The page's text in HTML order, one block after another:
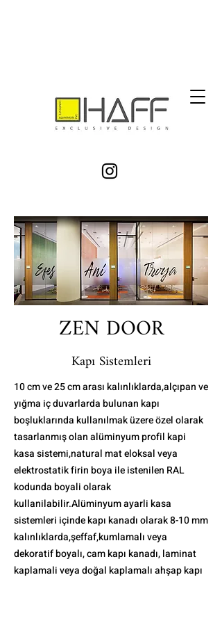
ZEN DOOR
Kapı Sistemleri
10 cm ve 25 cm arası kalınlıklarda,alçıpan ve
yığma iç duvarlarda bulunan kapı
boşluklarında kullanılmak üzere özel olarak
tasarlanmış olan alüminyum profil kapi
kasa sistemi,natural mat eloksal veya
elektrostatik firin boya ile istenilen RAL
kodunda boyali olarak
kullanilabilir.Alüminyum ayarli kasa
sistemleri içinde kapı kanadı olarak 8-10 mm
kalınlıklarda,şeffaf,kumlamalı veya
dekoratif boyalı, cam kapı kanadı, laminat
kaplamali veya doğal kaplamalı ahşap kapı